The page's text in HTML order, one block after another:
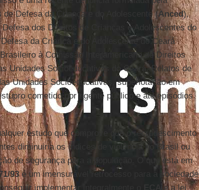
Defesa da Criança e do Adolescente (Anced),
dos Direitos de Crianças e Adolescentes do
Defesa da Criança e do Adolescente do Ceará
Brasileiro à Comissão Interamericana de Direitos
Unidades Socioeducativas do Ceará. Relatos de
Unidades Socioeducativas, superlotação em
cometido por agente público e até episódios
estudo que comprove que o recrudescimento
diminuiria os índices de violência no Brasil ou
de segurança para a população. O que está em
93é um imensurável retrocesso para a sociedade
implementar integralmente o
e a lei